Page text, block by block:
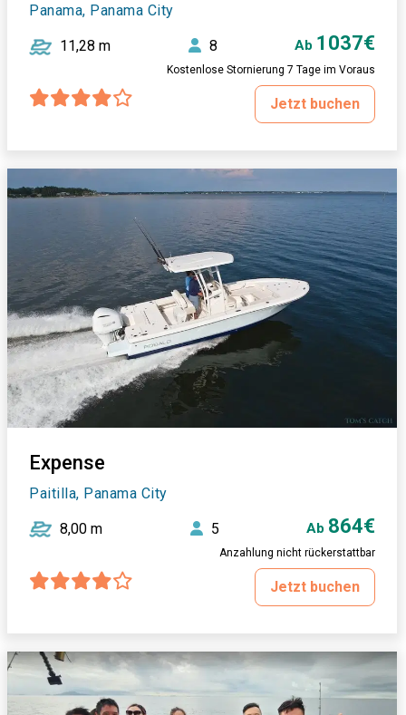
Panama, Panama City
11,28 m 8 Ab 1037€
Kostenlose Stornierung 7 Tage im Voraus
Jetzt buchen
Expense
Paitilla, Panama City
8,00 m 5 Ab 864€
Anzahlung nicht rückerstattbar
Jetzt buchen